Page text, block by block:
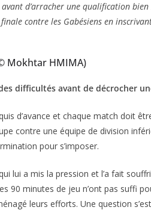
d’arracher une qualification
contre les Gabésiens en
Mokhtar HMIMA)
difficultés avant de décrocher
d’avance et chaque match doit
contre une équipe de division
pour s’imposer.
lui a mis la pression et l’a fait
90 minutes de jeu n’ont pas suffi
leurs efforts. Une question